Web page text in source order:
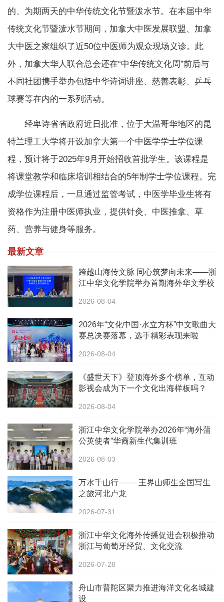
的、为期两天的中华传统文化节暨泼水节。在本届中华
传统文化节暨泼水节期间，加拿大中医发展联盟、加拿
大中医之家组织了近50位中医师为观众现场义诊。此
外，加拿大华人联合总会还在“中华传统文化周”前后与
不同社团携手举办包括中华诗词讲座、慈善表彰、乒乓
球赛等在内的一系列活动。
经卑诗省省政府近日批准，位于大温哥华地区的昆
特兰理工大学将开设加拿大第一个中医学学士学位课
程，预计将于2025年9月开始招收首批学生。该课程是
将课堂教学和临床培训相结合的5年制学士学位课程。完
成学位课程后，一旦通过监管考试，中医学毕业生将有
资格作为注册中医师执业，提供针灸、中医推拿、草
药、营养与健身等服务。
最新文章
跨越山海传文脉 同心筑梦向未来——浙
江中华文化学院举办首期海外华文学校
2026-08-04
2026年“文化中国·水立方杯”中文歌曲大
赛总决赛落幕，选手精彩表现来啦
2026-08-04
《盛世天下》登顶海外多个榜单，互动
影视会成为下一个文化出海样板吗？
2026-08-04
浙江中华文化学院举办2026年“海外蒲
公英使者”华裔新生代集训班
2026-08-03
万水千山行 —— 王界山师生全国写生
之旅河北卢龙
2026-07-31
浙江中华文化海外传播促进会积极推动
浙江与葡萄牙经贸、文化交流
2026-07-28
舟山市普陀区聚力推进海洋文化名城建
设